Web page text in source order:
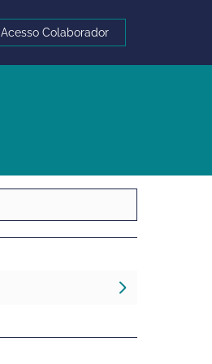
Acesso Colaborador